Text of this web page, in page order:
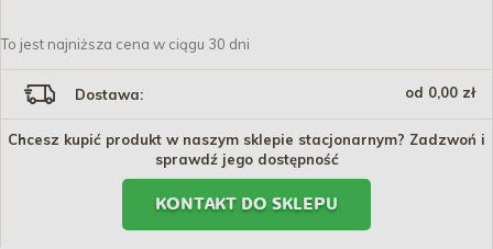
To jest najniższa cena w ciągu 30 dni
Dostawa: od 0,00 zł
Chcesz kupić produkt w naszym sklepie stacjonarnym? Zadzwoń i
sprawdź jego dostępność
KONTAKT DO SKLEPU